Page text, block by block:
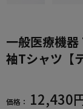
一般医療機
袖Tシャツ【
価格： 12,430